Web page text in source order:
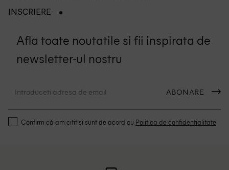
INSCRIERE
Afla toate noutatile si fii inspirata de
newsletter-ul nostru
ABONARE
Confirm că am citit și sunt de acord cu Politica de confidentialitate